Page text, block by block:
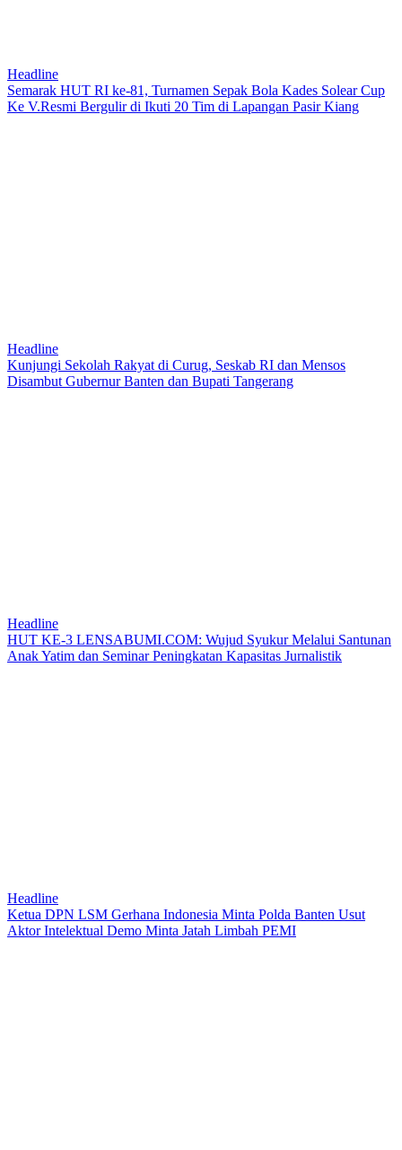
Headline
Semarak HUT RI ke-81, Turnamen Sepak Bola Kades Solear Cup
Ke V.Resmi Bergulir di Ikuti 20 Tim di Lapangan Pasir Kiang
Headline
Kunjungi Sekolah Rakyat di Curug, Seskab RI dan Mensos
Disambut Gubernur Banten dan Bupati Tangerang
Headline
HUT KE-3 LENSABUMI.COM: Wujud Syukur Melalui Santunan
Anak Yatim dan Seminar Peningkatan Kapasitas Jurnalistik
Headline
Ketua DPN LSM Gerhana Indonesia Minta Polda Banten Usut
Aktor Intelektual Demo Minta Jatah Limbah PEMI